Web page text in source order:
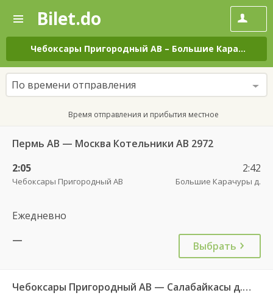
—
Поиск
и
покупка
билетов
на
автобус
онлайн
Bilet.do
Чебоксары Пригородный АВ – Большие Карачуры д.
По времени отправления
Время отправления и прибытия местное
Пермь АВ — Москва Котельники АВ 2972
2:05
Чебоксары Пригородный АВ
2:42
Большие Карачуры д.
Ежедневно
—
Выбрать
Чебоксары Пригородный АВ — Салабайкасы д. 146